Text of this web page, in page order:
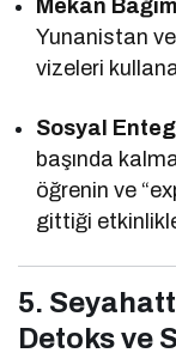
Mekân
Yunanistan
vizeleri
Sosyal
başında
öğrenin ve
gittiği
5.
Detoks ve